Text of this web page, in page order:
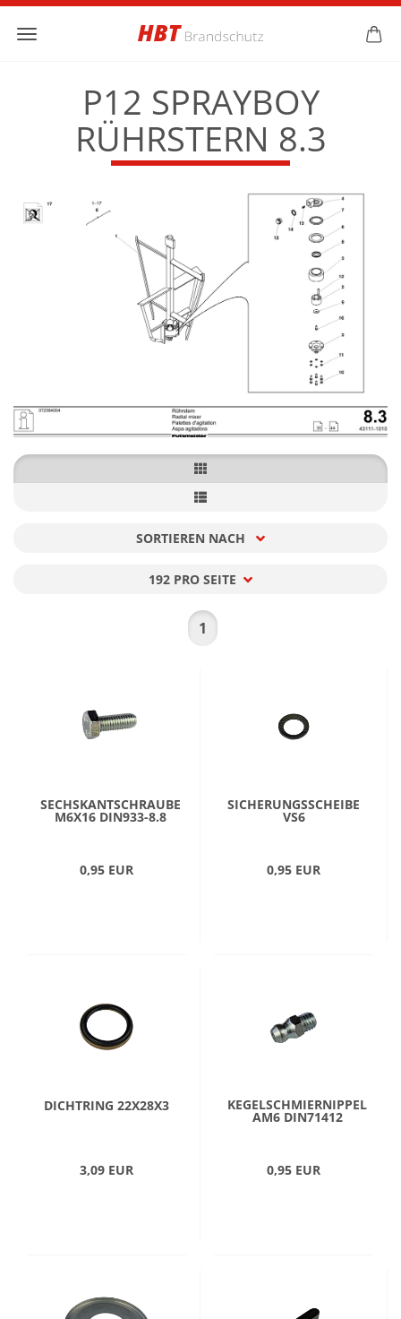
P12 SPRAYBOY
RÜHRSTERN 8.3
SORTIEREN NACH
192 PRO SEITE
1
SECHSKANTSCHRAUBE
M6X16 DIN933-8.8
0,95 EUR
SICHERUNGSSCHEIBE
VS6
0,95 EUR
DICHTRING 22X28X3
3,09 EUR
KEGELSCHMIERNIPPEL
AM6 DIN71412
0,95 EUR